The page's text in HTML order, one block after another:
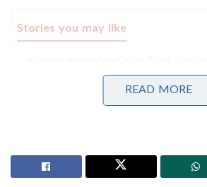
Stories you may like
ഗുജറാത്ത് മുഖ്യമന്ത്രി; 2030ൽ
ഗ്ലാസ്‌ഗോയിൽ ഇന്ത്യൻ ബോക്സിങ്
“എന്റെ ജോലി ഫീൽഡിൽ 100
READ MORE